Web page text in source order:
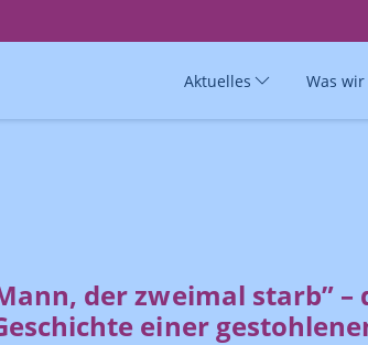
Aktuelles Was
der zweimal starb” –
einer